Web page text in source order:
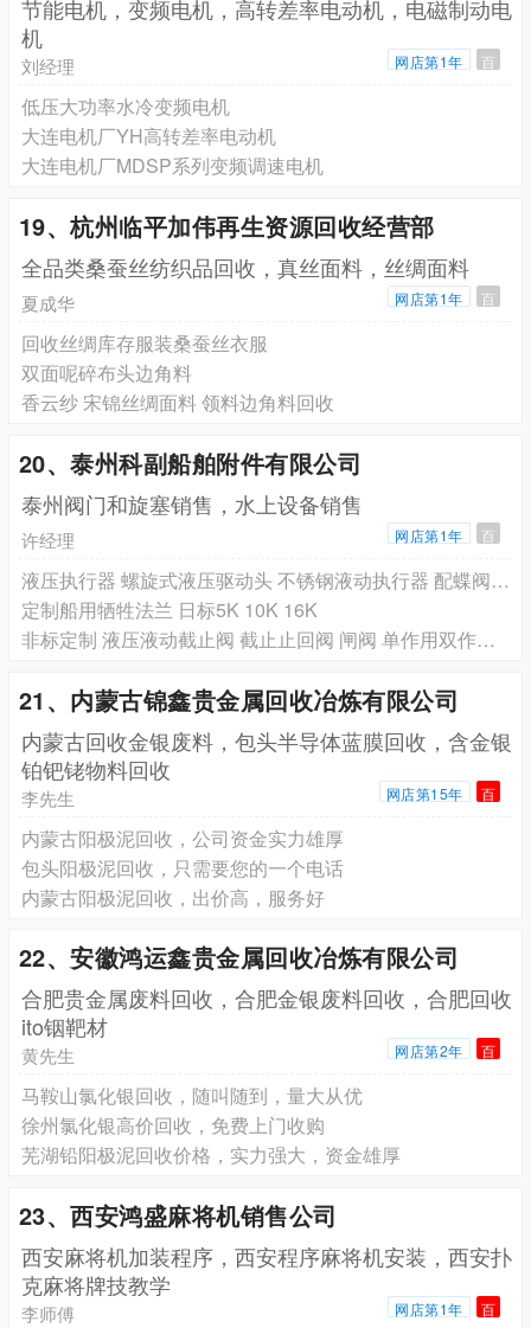
节能电机，变频电机，高转差率电动机，电磁制动电
机
刘经理 网店第1年 百
低压大功率水冷变频电机
大连电机厂YH高转差率电动机
大连电机厂MDSP系列变频调速电机
19、杭州临平加伟再生资源回收经营部
全品类桑蚕丝纺织品回收，真丝面料，丝绸面料
夏成华 网店第1年 百
回收丝绸库存服装桑蚕丝衣服
双面呢碎布头边角料
香云纱 宋锦丝绸面料 领料边角料回收
20、泰州科副船舶附件有限公司
泰州阀门和旋塞销售，水上设备销售
许经理 网店第1年 百
液压执行器 螺旋式液压驱动头 不锈钢液动执行器 配蝶阀球阀
定制船用牺牲法兰 日标5K 10K 16K
非标定制 液压液动截止阀 截止止回阀 闸阀 单作用双作用 带手动
21、内蒙古锦鑫贵金属回收冶炼有限公司
内蒙古回收金银废料，包头半导体蓝膜回收，含金银
铂钯铑物料回收
李先生 网店第15年 百
内蒙古阳极泥回收，公司资金实力雄厚
包头阳极泥回收，只需要您的一个电话
内蒙古阳极泥回收，出价高，服务好
22、安徽鸿运鑫贵金属回收冶炼有限公司
合肥贵金属废料回收，合肥金银废料回收，合肥回收
ito铟靶材
黄先生 网店第2年 百
马鞍山氯化银回收，随叫随到，量大从优
徐州氯化银高价回收，免费上门收购
芜湖铅阳极泥回收价格，实力强大，资金雄厚
23、西安鸿盛麻将机销售公司
西安麻将机加装程序，西安程序麻将机安装，西安扑
克麻将牌技教学
李师傅 网店第1年 百